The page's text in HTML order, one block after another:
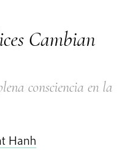
Cambian
consciencia en la
Hanh